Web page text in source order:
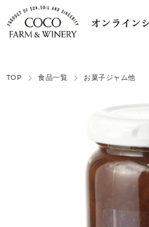
TOP 食品一覧 お菓子ジャム他